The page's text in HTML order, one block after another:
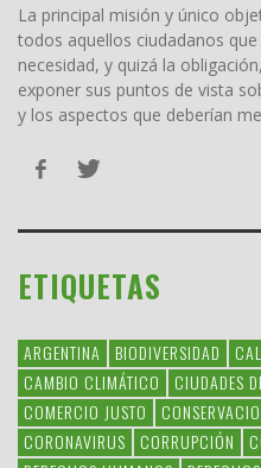
La principal misión y único
todos aquellos ciudadanos
necesidad, y quizá la
exponer sus puntos de vista
y los aspectos que deberían
ETIQUETAS
ARGENTINA BIODIVERSIDAD
CAMBIO CLIMÁTICO
CIUDADES
COMERCIO JUSTO
CORONAVIRUS
CORRUPCIÓN